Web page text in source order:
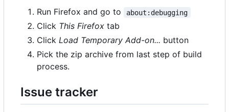
Run Firefox and go to about:debugging
Click This Firefox tab
Click Load Temporary Add-on... button
Pick the zip archive from last step of build
process.
Issue tracker